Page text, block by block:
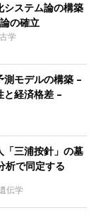
システム論の構築
の確立
学
測モデルの構築 –
と経済格差 –
「三浦按針」の墓
析で同定する
伝学